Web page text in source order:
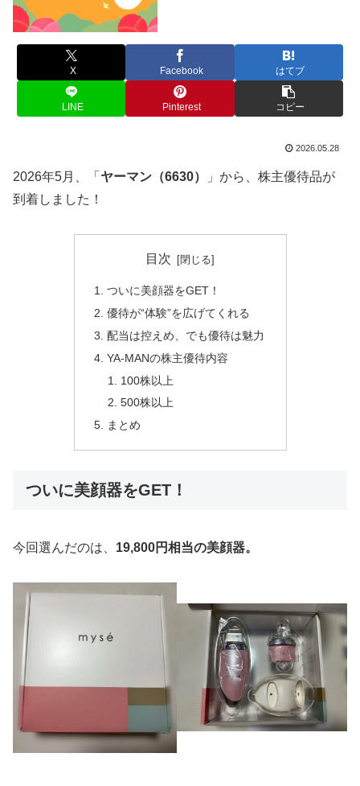
X Facebook はてブ
LINE Pinterest コピー
2026.05.28
2026年5月、「 ヤーマン（6630）
」から、株主優待品が
到着しました！
目次
ついに美顔器をGET！
優待が“体験”を広げてくれる
配当は控えめ、でも優待は魅力
YA-MANの株主優待内容
100株以上
500株以上
まとめ
ついに美顔器をGET！
今回選んだのは、 19,800円相当の美顔器。